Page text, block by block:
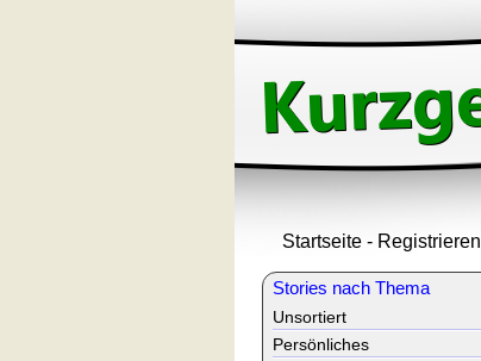
Startseite - Registrieren
Stories nach Thema
Unsortiert
Persönliches